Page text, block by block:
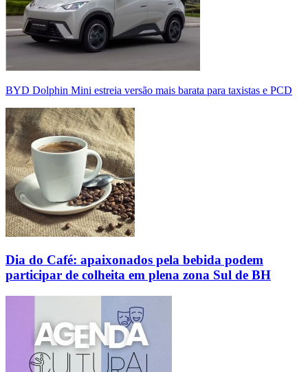
BYD Dolphin Mini estreia versão mais barata para taxistas e PCD
Dia do Café: apaixonados pela bebida podem
participar de colheita em plena zona Sul de BH